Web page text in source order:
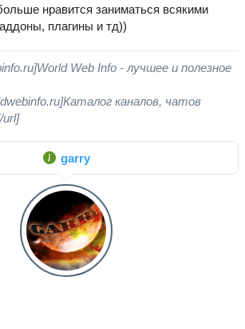
нравится заниматься всякими
плагины и тд))
Web Info - лучшее и полезное
каналов, чатов
url]
garry